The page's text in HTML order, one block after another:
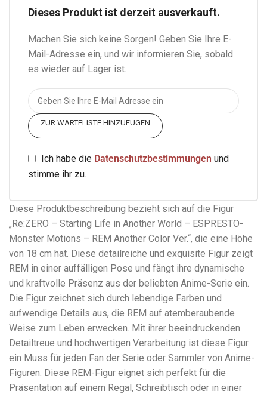
Dieses Produkt ist derzeit ausverkauft.
Machen Sie sich keine Sorgen! Geben Sie Ihre E-
Mail-Adresse ein, und wir informieren Sie, sobald
es wieder auf Lager ist.
ZUR WARTELISTE HINZUFÜGEN
Ich habe die Datenschutzbestimmungen und
stimme ihr zu.
Diese Produktbeschreibung bezieht sich auf die Figur
„Re:ZERO – Starting Life in Another World – ESPRESTO-
Monster Motions – REM Another Color Ver.“, die eine Höhe
von 18 cm hat. Diese detailreiche und exquisite Figur zeigt
REM in einer auffälligen Pose und fängt ihre dynamische
und kraftvolle Präsenz aus der beliebten Anime-Serie ein.
Die Figur zeichnet sich durch lebendige Farben und
aufwendige Details aus, die REM auf atemberaubende
Weise zum Leben erwecken. Mit ihrer beeindruckenden
Detailtreue und hochwertigen Verarbeitung ist diese Figur
ein Muss für jeden Fan der Serie oder Sammler von Anime-
Figuren. Diese REM-Figur eignet sich perfekt für die
Präsentation auf einem Regal, Schreibtisch oder in einer